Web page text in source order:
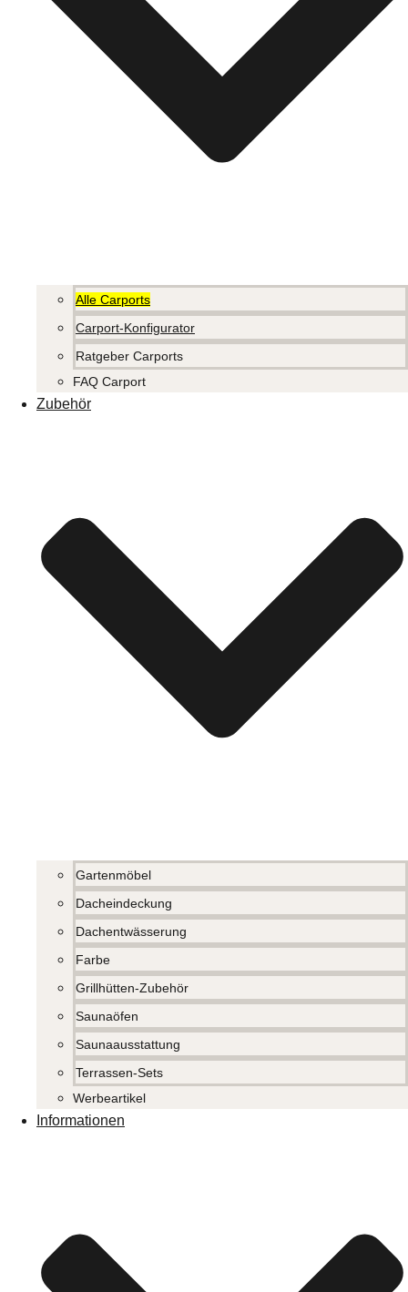
Alle Carports
Carport-Konfigurator
Ratgeber Carports
FAQ Carport
Zubehör
Gartenmöbel
Dacheindeckung
Dachentwässerung
Farbe
Grillhütten-Zubehör
Saunaöfen
Saunaausstattung
Terrassen-Sets
Werbeartikel
Informationen